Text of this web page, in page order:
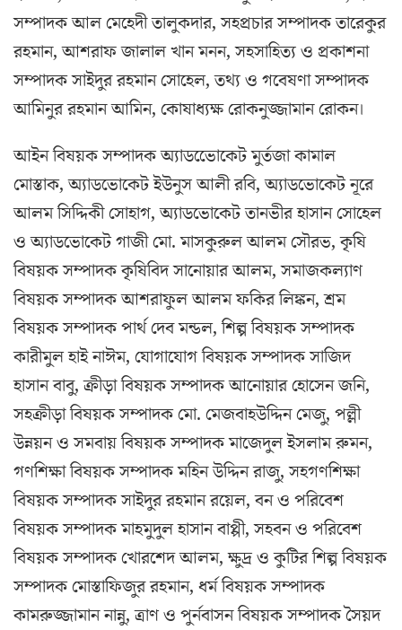
সম্পাদক আল মেহেদী তালুকদার, সহপ্রচার সম্পাদক তারেকুর
রহমান, আশরাফ জালাল খান মনন, সহসাহিত্য ও প্রকাশনা
সম্পাদক সাইদুর রহমান সোহেল, তথ্য ও গবেষণা সম্পাদক
আমিনুর রহমান আমিন, কোষাধ্যক্ষ রোকনুজ্জামান রোকন।
আইন বিষয়ক সম্পাদক অ্যাডভোেকেট মুর্তজা কামাল
মোস্তাক, অ্যাডভোকেট ইউনুস আলী রবি, অ্যাডভোকেট নূরে
আলম সিদ্দিকী সোহাগ, অ্যাডভোকেট তানভীর হাসান সোহেল
ও অ্যাডভোকেট গাজী মো. মাসকুরুল আলম সৌরভ, কৃষি
বিষয়ক সম্পাদক কৃষিবিদ সানোয়ার আলম, সমাজকল্যাণ
বিষয়ক সম্পাদক আশরাফুল আলম ফকির লিঙ্কন, শ্রম
বিষয়ক সম্পাদক পার্থ দেব মন্ডল, শিল্প বিষয়ক সম্পাদক
কারীমুল হাই নাঈম, যোগাযোগ বিষয়ক সম্পাদক সাজিদ
হাসান বাবু, ক্রীড়া বিষয়ক সম্পাদক আনোয়ার হোসেন জনি,
সহক্রীড়া বিষয়ক সম্পাদক মো. মেজবাহউদ্দিন মেজু, পল্লী
উন্নয়ন ও সমবায় বিষয়ক সম্পাদক মাজেদুল ইসলাম রুমন,
গণশিক্ষা বিষয়ক সম্পাদক মহিন উদ্দিন রাজু, সহগণশিক্ষা
বিষয়ক সম্পাদক সাইদুর রহমান রয়েল, বন ও পরিবেশ
বিষয়ক সম্পাদক মাহমুদুল হাসান বাপ্পী, সহবন ও পরিবেশ
বিষয়ক সম্পাদক খোরশেদ আলম, ক্ষুদ্র ও কুটির শিল্প বিষয়ক
সম্পাদক মোস্তাফিজুর রহমান, ধর্ম বিষয়ক সম্পাদক
কামরুজ্জামান নান্নু, ত্রাণ ও পুর্নবাসন বিষয়ক সম্পাদক সৈয়দ